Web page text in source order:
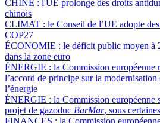
CHINE : l'UE prolonge des droits
chinois
CLIMAT : le Conseil de l’UE adopte
COP27
ÉCONOMIE : le déficit public moyen à
dans la zone euro
ÉNERGIE : la Commission européenne
l’accord de principe sur la
l’énergie
ÉNERGIE : la Commission européenne
projet de gazoduc BarMar, sous
FINANCES : la Commission